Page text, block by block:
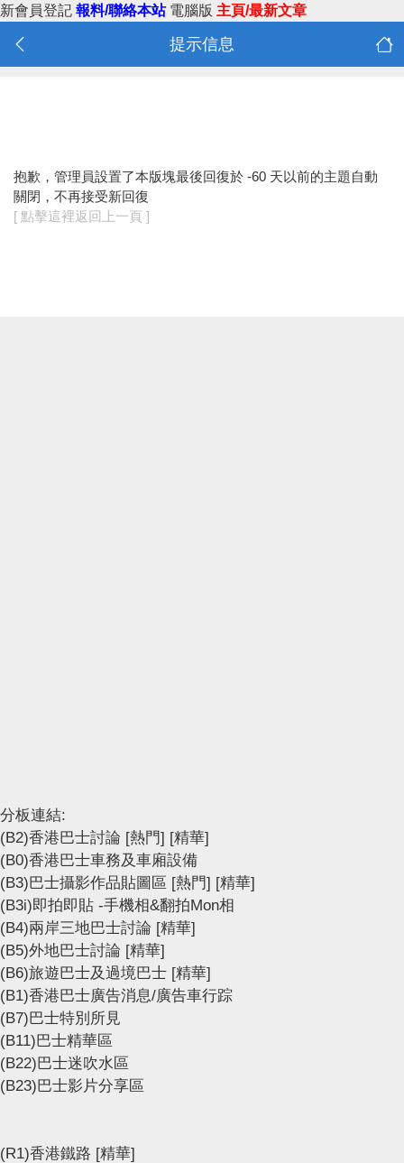
新會員登記 報料/聯絡本站 電腦版 主頁/最新文章
提示信息
抱歉，管理員設置了本版塊最後回復於 -60 天以前的主題自動
關閉，不再接受新回復
[ 點擊這裡返回上一頁 ]
分板連結:
(B2)香港巴士討論 [熱門] [精華]
(B0)香港巴士車務及車廂設備
(B3)巴士攝影作品貼圖區 [熱門] [精華]
(B3i)即拍即貼 -手機相&翻拍Mon相
(B4)兩岸三地巴士討論 [精華]
(B5)外地巴士討論 [精華]
(B6)旅遊巴士及過境巴士 [精華]
(B1)香港巴士廣告消息/廣告車行踪
(B7)巴士特別所見
(B11)巴士精華區
(B22)巴士迷吹水區
(B23)巴士影片分享區
(R1)香港鐵路 [精華]